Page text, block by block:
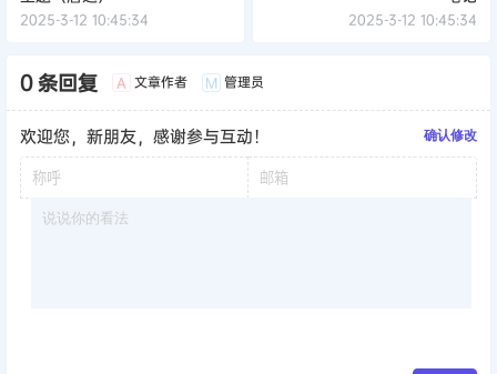
2025-3-12 10:45:34 2025-3-12 10:45:34
0 条回复 A 文章作者 M 管理员
欢迎您，新朋友，感谢参与互动！ 确认修改